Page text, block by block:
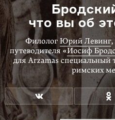
что вы об
ФилологЮрий Левинг
путеводителя «Иосиф
для Arzamas специальный
римских